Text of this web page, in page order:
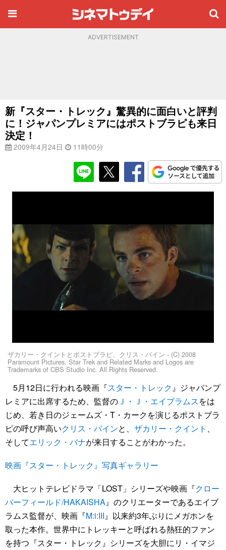
ADVERTISEMENT
新『スター・トレック』驚異的に面白いと評判
に！ジャパンプレミアにはポストブラピも来日
決定！
2009年4月24日 11時00分
ザカリー・クイントとポストブラピ、クリス・パイン - (C) 2008
Paramount Pictures. Star Trek and Related Marks and Logos are
Trademarks of CBS Studio Inc. All Rights Reserved.
5月12日に行われる映画『スター・トレック』ジャパンプ
レミアに出席するため、監督の Ｊ・Ｊ・エイブラムスをは
じめ、若き日のジェームズ・T・カークを演じるポストブラ
ピの呼び声高いクリス・パインと、 ザカリー・クイント 、
そしてエリック・バナが来日することがわかった。
映画『スター・トレック』写真ギャラリー
大ヒットテレビドラマ「LOST」シリーズや映画『クロー
バーフィールド/HAKAISHA』のクリエーターであるエイブ
ラムス監督が、映画『M:i:III』以来約3年ぶりにメガホンを
取った本作。世界中にトレッキーと呼ばれる熱狂的ファン
を持つ『スター・トレック』シリーズを大胆にリ・イマジ